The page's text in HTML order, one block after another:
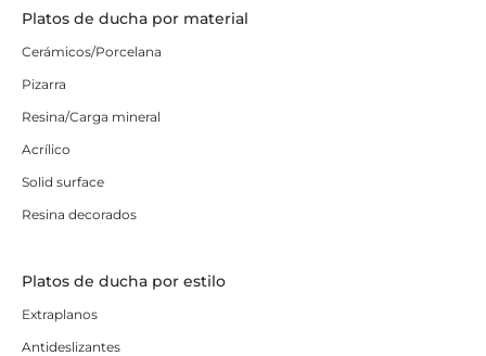
Platos de ducha por material
Cerámicos/Porcelana
Pizarra
Resina/Carga mineral
Acrílico
Solid surface
Resina decorados
Platos de ducha por estilo
Extraplanos
Antideslizantes